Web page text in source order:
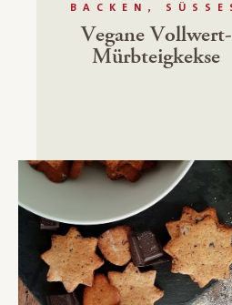
BACKEN, SÜSSES
Vegane Vollwert-
Mürbteigkekse